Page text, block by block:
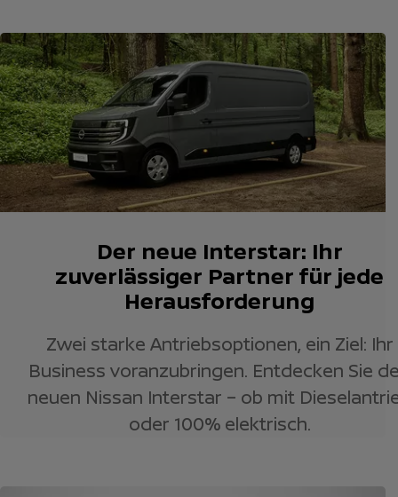
Der neue Interstar: Ihr
zuverlässiger Partner für jede
Herausforderung
Zwei starke Antriebsoptionen, ein Ziel: Ihr
Business voranzubringen. Entdecken Sie
neuen Nissan Interstar – ob mit
oder 100% elektrisch.